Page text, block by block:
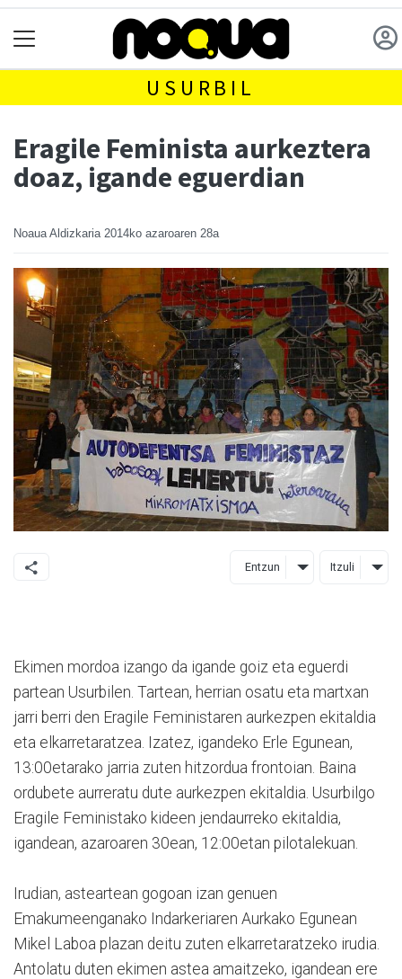
USURBIL
Eragile Feminista aurkeztera
doaz, igande eguerdian
Noaua Aldizkaria 2014ko azaroaren 28a
Entzun Itzuli
Ekimen mordoa izango da igande goiz eta eguerdi
partean Usurbilen. Tartean, herrian osatu eta martxan
jarri berri den Eragile Feministaren aurkezpen ekitaldia
eta elkarretaratzea. Izatez, igandeko Erle Egunean,
13:00etarako jarria zuten hitzordua frontoian. Baina
ordubete aurreratu dute aurkezpen ekitaldia. Usurbilgo
Eragile Feministako kideen jendaurreko ekitaldia,
igandean, azaroaren 30ean, 12:00etan pilotalekuan.
Irudian, asteartean gogoan izan genuen
Emakumeenganako Indarkeriaren Aurkako Egunean
Mikel Laboa plazan deitu zuten elkarretaratzeko irudia.
Antolatu duten ekimen astea amaitzeko, igandean ere